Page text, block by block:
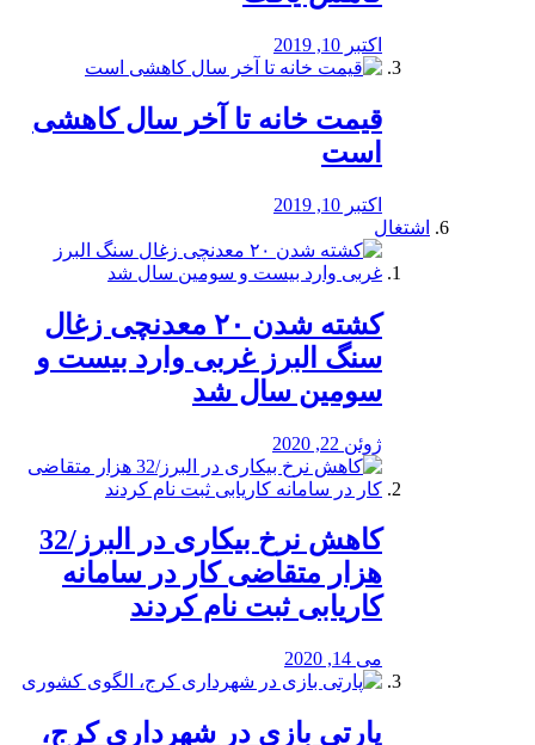
اکتبر 10, 2019
قیمت خانه تا آخر سال کاهشی
است
اکتبر 10, 2019
اشتغال
کشته شدن ۲۰ معدنچی زغال
سنگ البرز غربی وارد بیست و
سومین سال شد
ژوئن 22, 2020
کاهش نرخ بیکاری در البرز/32
هزار متقاضی کار در سامانه
کاریابی ثبت نام کردند
می 14, 2020
پارتی بازی در شهرداری کرج،